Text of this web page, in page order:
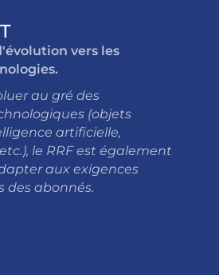
vers les
au gré des
(objets
artificielle,
le RRF est également
aux exigences
des abonnés.